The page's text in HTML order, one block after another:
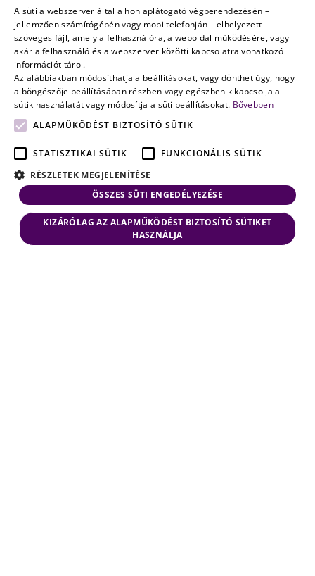
nem a
véletlenen
múlik
HUNGARIAN
ENGLISH
A süti a webszerver által a honlaplátogató végberendezésén –
jellemzően számítógépén vagy mobiltelefonján – elhelyezett
szöveges fájl, amely a felhasználóra, a weboldal működésére, vagy
akár a felhasználó és a webszerver közötti kapcsolatra vonatkozó
információt tárol.
Az alábbiakban módosíthatja a beállításokat, vagy dönthet úgy, hogy
a böngészője beállításában részben vagy egészben kikapcsolja a
sütik használatát vagy módosítja a süti beállításokat. Bővebben
ALAPMŰKÖDÉST BIZTOSÍTÓ SÜTIK
STATISZTIKAI SÜTIK
FUNKCIONÁLIS SÜTIK
RÉSZLETEK MEGJELENÍTÉSE
ÖSSZES SÜTI ENGEDÉLYEZÉSE
KIZÁRÓLAG AZ ALAPMŰKÖDÉST BIZTOSÍTÓ SÜTIKET
HASZNÁLJA